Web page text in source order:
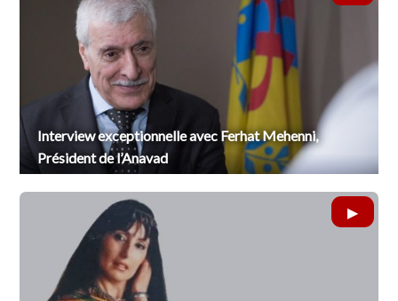
Interview exceptionnelle avec Ferhat Mehenni,
Président de l’Anavad